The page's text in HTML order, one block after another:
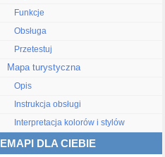
Funkcje
Obsługa
Przetestuj
Mapa turystyczna
Opis
Instrukcja obsługi
Interpretacja kolorów i stylów
EMAPI DLA CIEBIE